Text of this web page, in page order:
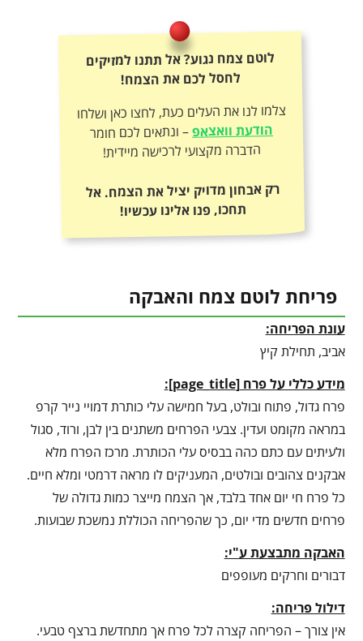
לוטם צמח נגוע? אל תתנו למזיקים
לחסל לכם את הצמח!
צלמו לנו את העלים כעת, לחצו כאן ושלחו
הודעת וואצאפ– ונתאים לכם חומר
הדברה מקצועי לרכישה מיידית!
רק אבחון מדויק יציל את הצמח. אל
תחכו, פנו אלינו עכשיו!
פריחת לוטם צמח והאבקה
עונת הפריחה:
אביב, תחילת קיץ
מידע כללי על פרח[
page_title
]
:
פרח גדול, פתוח ובולט, בעל חמישה עלי כותרת דמויי נייר קרפ
במראה מקומט ועדין. צבעי הפרחים משתנים בין לבן, ורוד, סגול
ולעיתים עם כתם כהה בבסיס עלי הכותרת. מרכז הפרח מלא
אבקנים צהובים ובולטים, המעניקים לו מראה דרמטי ומלא חיים.
כל פרח חי יום אחד בלבד, אך הצמח מייצר כמות גדולה של
פרחים חדשים מדי יום, כך שהפריחה הכוללת נמשכת שבועות.
האבקה מתבצעת ע"י:
דבורים וחרקים מעופפים
דילול פריחה:
אין צורך – הפריחה קצרה לכל פרח אך מתחדשת ברצף טבעי.